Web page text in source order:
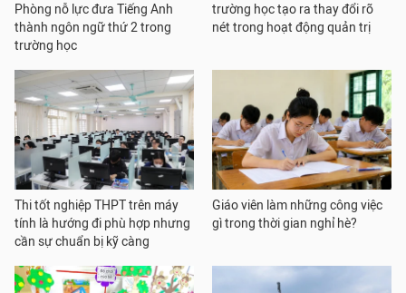
Phòng nỗ lực đưa Tiếng Anh
thành ngôn ngữ thứ 2 trong
trường học
trường học tạo ra thay đổi rõ
nét trong hoạt động quản trị
Thi tốt nghiệp THPT trên máy
tính là hướng đi phù hợp nhưng
cần sự chuẩn bị kỹ càng
Giáo viên làm những công việc
gì trong thời gian nghỉ hè?